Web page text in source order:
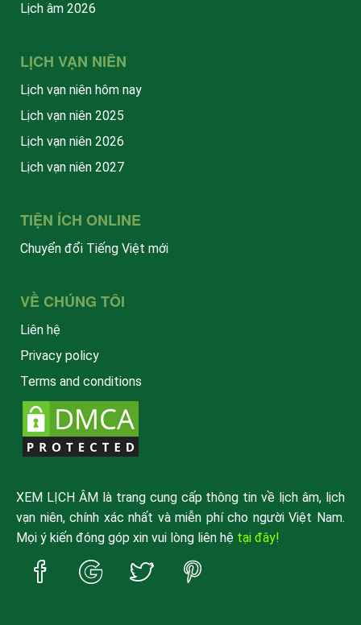
Lịch âm 2026
LỊCH VẠN NIÊN
Lịch vạn niên hôm nay
Lịch vạn niên 2025
Lịch vạn niên 2026
Lịch vạn niên 2027
TIỆN ÍCH ONLINE
Chuyển đổi Tiếng Việt mới
VỀ CHÚNG TÔI
Liên hệ
Privacy policy
Terms and conditions
XEM LỊCH ÂM là trang cung cấp thông tin về lịch âm, lịch
vạn niên, chính xác nhất và miễn phí cho người Việt Nam.
Mọi ý kiến đóng góp xin vui lòng liên hệ tại đây!
Trang
Facebook
Trang
Google
Trang
Twitter
Trang
Pinterest